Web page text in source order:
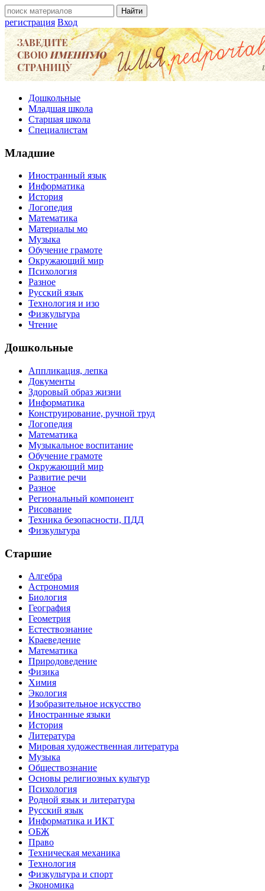
регистрация Вход
Дошкольные
Младшая школа
Старшая школа
Специалистам
Младшие
Иностранный язык
Информатика
История
Логопедия
Математика
Материалы мо
Музыка
Обучение грамоте
Окружающий мир
Психология
Разное
Русский язык
Технология и изо
Физкультура
Чтение
Дошкольные
Аппликация, лепка
Документы
Здоровый образ жизни
Информатика
Конструирование, ручной труд
Логопедия
Математика
Музыкальное воспитание
Обучение грамоте
Окружающий мир
Развитие речи
Разное
Региональный компонент
Рисование
Техника безопасности, ПДД
Физкультура
Старшие
Алгебра
Астрономия
Биология
География
Геометрия
Естествознание
Краеведение
Математика
Природоведение
Физика
Химия
Экология
Изобразительное искусство
Иностранные языки
История
Литература
Мировая художественная литература
Музыка
Обществознание
Основы религиозных культур
Психология
Родной язык и литература
Русский язык
Информатика и ИКТ
ОБЖ
Право
Техническая механика
Технология
Физкультура и спорт
Экономика